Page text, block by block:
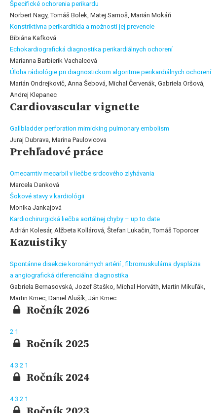
Špecifické ochorenia perikardu
Norbert Nagy, Tomáš Bolek, Matej Samoš, Marián Mokáň
Konstriktívna perikarditída a možnosti jej prevencie
Bibiána Kafková
Echokardiografická diagnostika perikardiálnych ochorení
Marianna Barbierik Vachalcová
Úloha rádiológie pri diagnostickom algoritme perikardiálnych ochorení
Marián Ondrejkovič, Anna Šebová, Michal Červenák, Gabriela Oršová,
Andrej Klepanec
Cardiovascular vignette
Gallbladder perforation mimicking pulmonary embolism
Juraj Dubrava, Marina Paulovicova
Prehľadové práce
Omecamtiv mecarbil v liečbe srdcového zlyhávania
Marcela Danková
Šokové stavy v kardiológii
Monika Jankajová
Kardiochirurgická liečba aortálnej chyby – up to date
Adrián Kolesár, Alžbeta Kollárová, Štefan Lukačin, Tomáš Toporcer
Kazuistiky
Spontánne disekcie koronárnych artérií , fibromuskulárna dysplázia
a angiografická diferenciálna diagnostika
Gabriela Bernasovská, Jozef Staško, Michal Horváth, Martin Mikuľák,
Martin Kmec, Daniel Alušík, Ján Kmec
Ročník 2026
2 1
Ročník 2025
43 2 1
Ročník 2024
43 2 1